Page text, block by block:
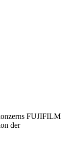
FUJIFILM
der